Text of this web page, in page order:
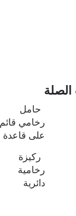
حامل
رخامي قائم
على قاعدة
ركيزة
رخامية
دائرية